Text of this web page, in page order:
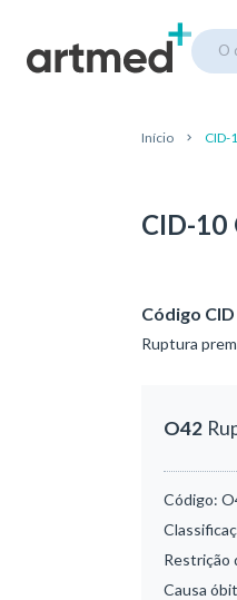
O
Início CID-
CID-10
Código
Ruptura
O42
Código:
Restrição
Causa